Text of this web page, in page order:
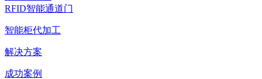
RFID智能通道门
智能柜代加工
解决方案
成功案例